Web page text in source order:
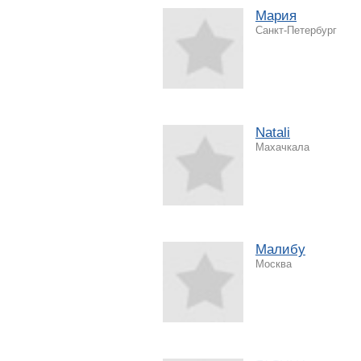
Мария
Санкт-Петербург
Natali
Махачкала
Малибу
Москва